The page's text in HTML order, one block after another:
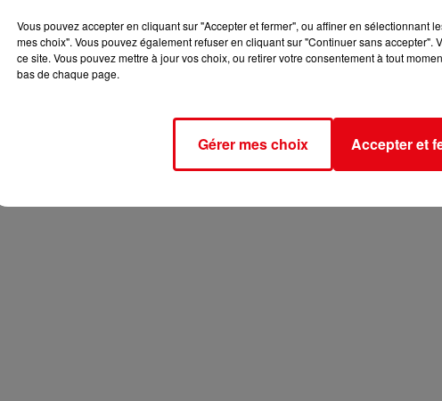
Vous pouvez accepter en cliquant sur "Accepter et fermer", ou affiner en sélectionnant
mes choix". Vous pouvez également refuser en cliquant sur "Continuer sans accepter".
ce site. Vous pouvez mettre à jour vos choix, ou retirer votre consentement à tout
bas de chaque page.
Gérer mes choix Accepter et